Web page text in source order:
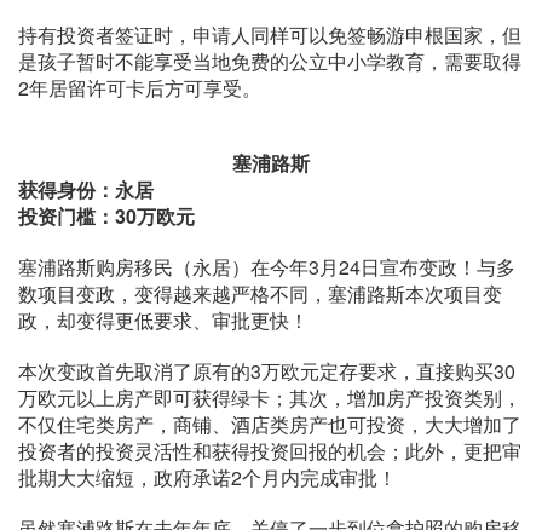
持有投资者签证时，申请人同样可以免签畅游申根国家，但
是孩子暂时不能享受当地免费的公立中小学教育，需要取得
2年居留许可卡后方可享受。
塞浦路斯
获得身份：永居
投资门槛：30万欧元
塞浦路斯购房移民（永居）在今年3月24日宣布变政！与多
数项目变政，变得越来越严格不同，塞浦路斯本次项目变
政，却变得更低要求、审批更快！
本次变政首先取消了原有的3万欧元定存要求，直接购买30
万欧元以上房产即可获得绿卡；其次，增加房产投资类别，
不仅住宅类房产，商铺、酒店类房产也可投资，大大增加了
投资者的投资灵活性和获得投资回报的机会；此外，更把审
批期大大缩短，政府承诺2个月内完成审批！